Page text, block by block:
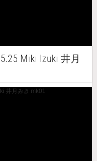
Miki Izuki 井月